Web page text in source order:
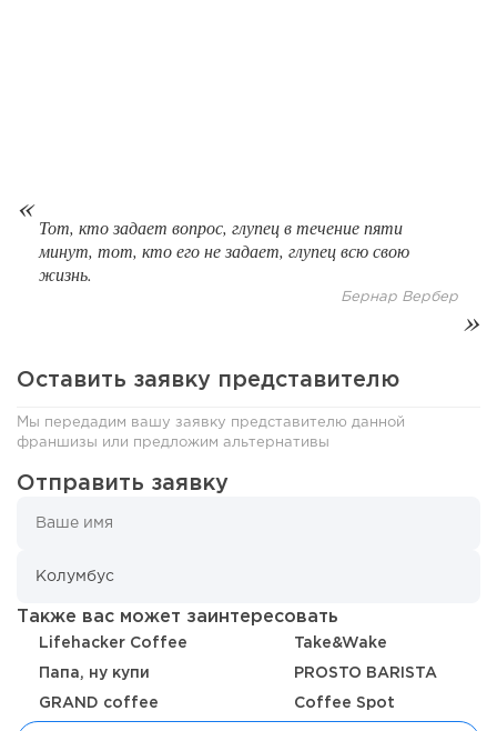
124
Тот, кто задает вопрос, глупец в течение пяти
минут, тот, кто его не задает, глупец всю свою
жизнь.
Бернар Вербер
Оставить заявку представителю
Мы передадим вашу заявку представителю данной
франшизы или предложим альтернативы
Отправить заявку
Также вас может заинтересовать
Lifehacker Coffee Take&Wake
Папа, ну купи PROSTO BARISTA
GRAND coffee Coffee Spot